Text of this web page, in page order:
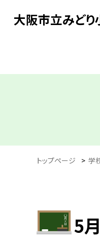
大阪市立みどり
トップページ > 学
5